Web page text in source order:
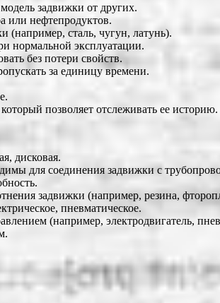
задвижки от других.
или нефтепродуктов.
(например, сталь, чугун, латунь).
нормальной эксплуатации.
без потери свойств.
за единицу времени.
позволяет отслеживать ее историю.
дисковая.
для соединения задвижки с
задвижки (например, резина,
пневматическое.
(например, электродвигатель,